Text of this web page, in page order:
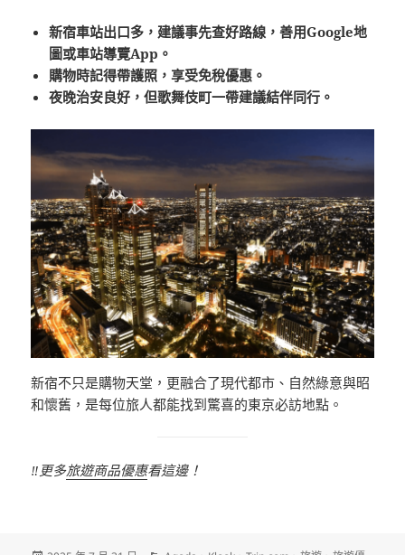
新宿車站出口多，建議事先查好路線，善用Google地
圖或車站導覽App。
購物時記得帶護照，享受免稅優惠。
夜晚治安良好，但歌舞伎町一帶建議結伴同行。
新宿不只是購物天堂，更融合了現代都市、自然綠意與昭
和懷舊，是每位旅人都能找到驚喜的東京必訪地點。
‼️更多旅遊商品優惠看這邊！